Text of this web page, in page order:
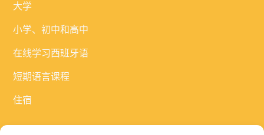
大学
小学、初中和高中
在线学习西班牙语
短期语言课程
住宿